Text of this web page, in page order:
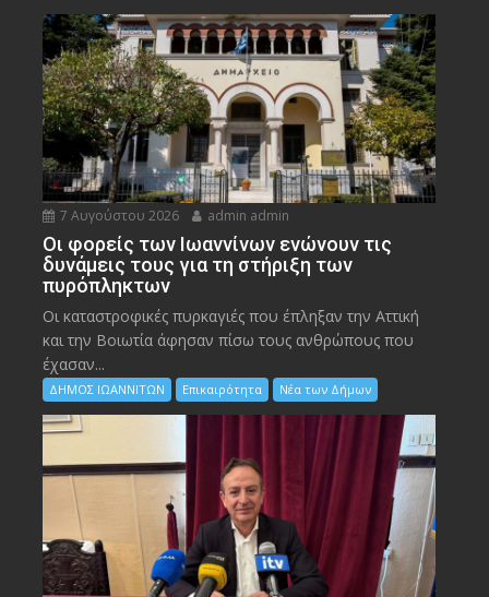
7 Αυγούστου 2026 admin admin
Οι φορείς των Ιωαννίνων ενώνουν τις
δυνάμεις τους για τη στήριξη των
πυρόπληκτων
Οι καταστροφικές πυρκαγιές που έπληξαν την Αττική
και την Bοιωτία άφησαν πίσω τους ανθρώπους που
έχασαν...
ΔΗΜΟΣ ΙΩΑΝΝΙΤΩΝ Επικαιρότητα Νέα των Δήμων